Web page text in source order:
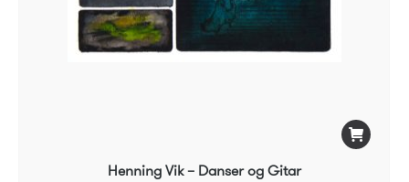
Henning Vik – Danser og Gitar